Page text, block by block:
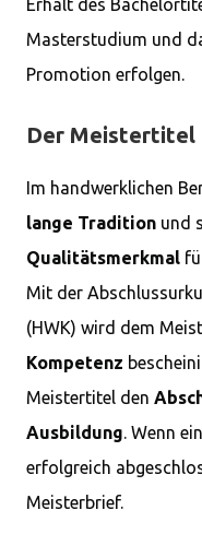
Erhalt des
Masterstudium und
Promotion erfolgen.
Der Meistertitel
Im handwerklichen
lange Tradition und
Qualitätsmerkmal
Mit der
(HWK) wird dem
Kompetenz
Meistertitel den
Ausbildung. Wenn
erfolgreich
Meisterbrief.